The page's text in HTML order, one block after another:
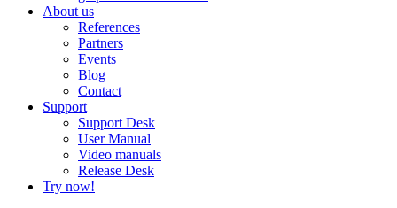
About us
References
Partners
Events
Blog
Contact
Support
Support Desk
User Manual
Video manuals
Release Desk
Try now!